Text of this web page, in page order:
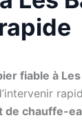
fiable à
de chauffe-